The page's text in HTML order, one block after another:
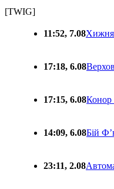
[TWIG]
11:52, 7.08
17:18, 6.08
17:15, 6.08Конор
14:09, 6.08Бій
23:11, 2.08